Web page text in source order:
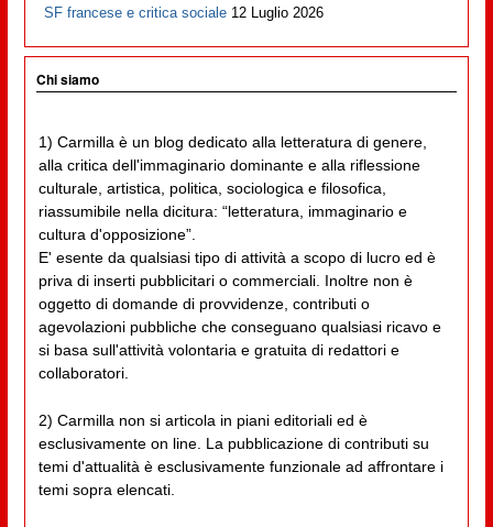
SF francese e critica sociale 12 Luglio 2026
Chi siamo
1) Carmilla è un blog dedicato alla letteratura di genere,
alla critica dell'immaginario dominante e alla riflessione
culturale, artistica, politica, sociologica e filosofica,
riassumibile nella dicitura: “letteratura, immaginario e
cultura d'opposizione”.
E' esente da qualsiasi tipo di attività a scopo di lucro ed è
priva di inserti pubblicitari o commerciali. Inoltre non è
oggetto di domande di provvidenze, contributi o
agevolazioni pubbliche che conseguano qualsiasi ricavo e
si basa sull'attività volontaria e gratuita di redattori e
collaboratori.
2) Carmilla non si articola in piani editoriali ed è
esclusivamente on line. La pubblicazione di contributi su
temi d'attualità è esclusivamente funzionale ad affrontare i
temi sopra elencati.